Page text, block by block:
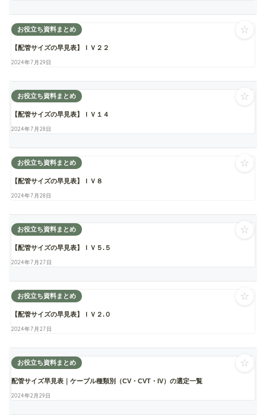
お役立ち資料まとめ
【配管サイズの早見表】ＩＶ２２
2024年7月29日
☆
お役立ち資料まとめ
【配管サイズの早見表】ＩＶ１４
2024年7月28日
☆
お役立ち資料まとめ
【配管サイズの早見表】ＩＶ８
2024年7月28日
☆
お役立ち資料まとめ
【配管サイズの早見表】ＩＶ５.５
2024年7月27日
☆
お役立ち資料まとめ
【配管サイズの早見表】ＩＶ２.０
2024年7月27日
☆
お役立ち資料まとめ
配管サイズ早見表｜ケーブル種類別（CV・CVT・IV）の選定一覧
2024年2月29日
☆